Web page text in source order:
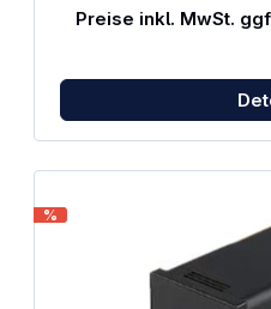
Preise inkl. MwSt.
%